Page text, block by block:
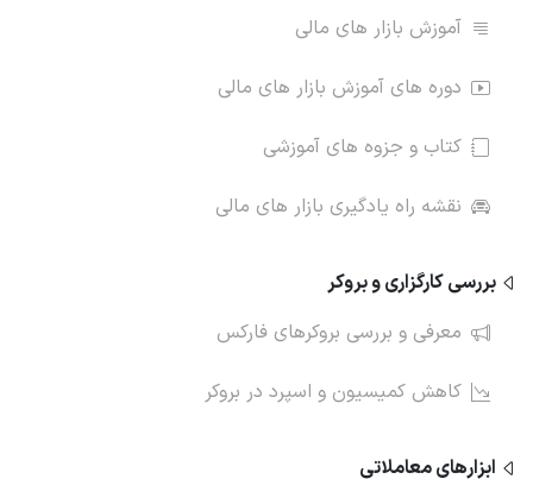
آموزش بازار های مالی
دوره های آموزش بازار های مالی
کتاب و جزوه های آموزشی
نقشه راه یادگیری بازار های مالی
بررسی کارگزاری و بروکر
معرفی و بررسی بروکرهای فارکس
کاهش کمیسیون و اسپرد در بروکر
ابزارهای معاملاتی